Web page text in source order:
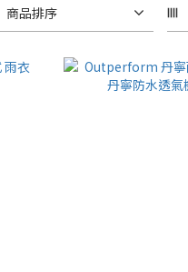
商品排序